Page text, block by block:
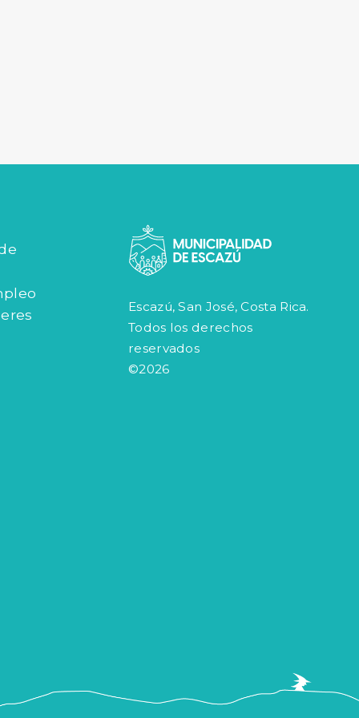
Escazú, San José, Costa Rica.
Todos los derechos
reservados
©2026